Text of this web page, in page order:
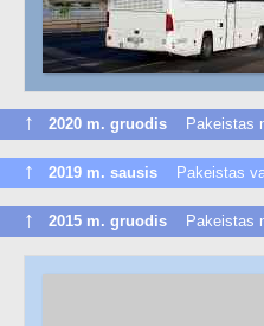
↑ 2020 m. gruodis Pakeistas
↑ 2019 m. sausis Pakeistas
↑ 2015 m. gruodis Pakeistas